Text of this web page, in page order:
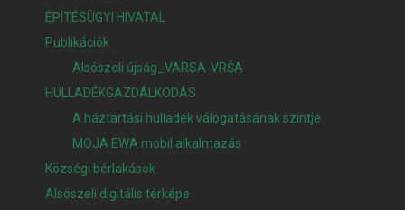
ÉPÍTÉSÜGYI HIVATAL
Publikációk
Alsószeli újság_VARSA-VRŠA
HULLADÉKGAZDÁLKODÁS
A háztartási hulladék válogatásának szintje
MOJA EWA mobil alkalmazás
Községi bérlakások
Alsószeli digitális térképe